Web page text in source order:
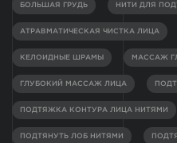
БОЛЬШАЯ ГРУДЬ НИТИ ДЛЯ
АТРАВМАТИЧЕСКАЯ ЧИСТКА ЛИЦА
КЕЛОИДНЫЕ ШРАМЫ МАССАЖ
ГЛУБОКИЙ МАССАЖ ЛИЦА
ПОДТЯЖКА КОНТУРА ЛИЦА НИТЯМИ
ПОДТЯНУТЬ ЛОБ НИТЯМИ